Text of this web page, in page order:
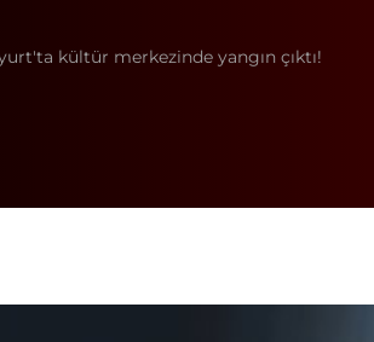
kültür merkezinde yangın çıktı!